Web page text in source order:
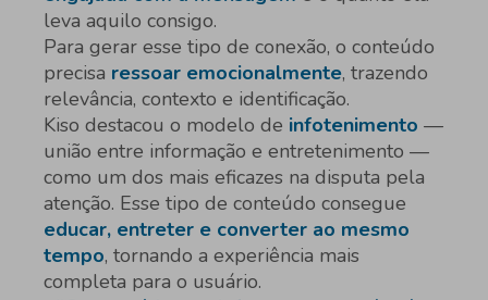
leva aquilo consigo.
Para gerar esse tipo de conexão, o conteúdo
precisa ressoar emocionalmente, trazendo
relevância, contexto e identificação.
Kiso destacou o modelo de infotenimento —
união entre informação e entretenimento —
como um dos mais eficazes na disputa pela
atenção. Esse tipo de conteúdo consegue
educar, entreter e converter ao mesmo
tempo, tornando a experiência mais
completa para o usuário.